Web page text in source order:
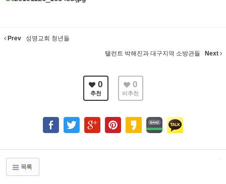
Prev 성명교회 청년들
탤런트 박해진과 대구지역 소방관들 Next
0
추천
0
비추천
목록